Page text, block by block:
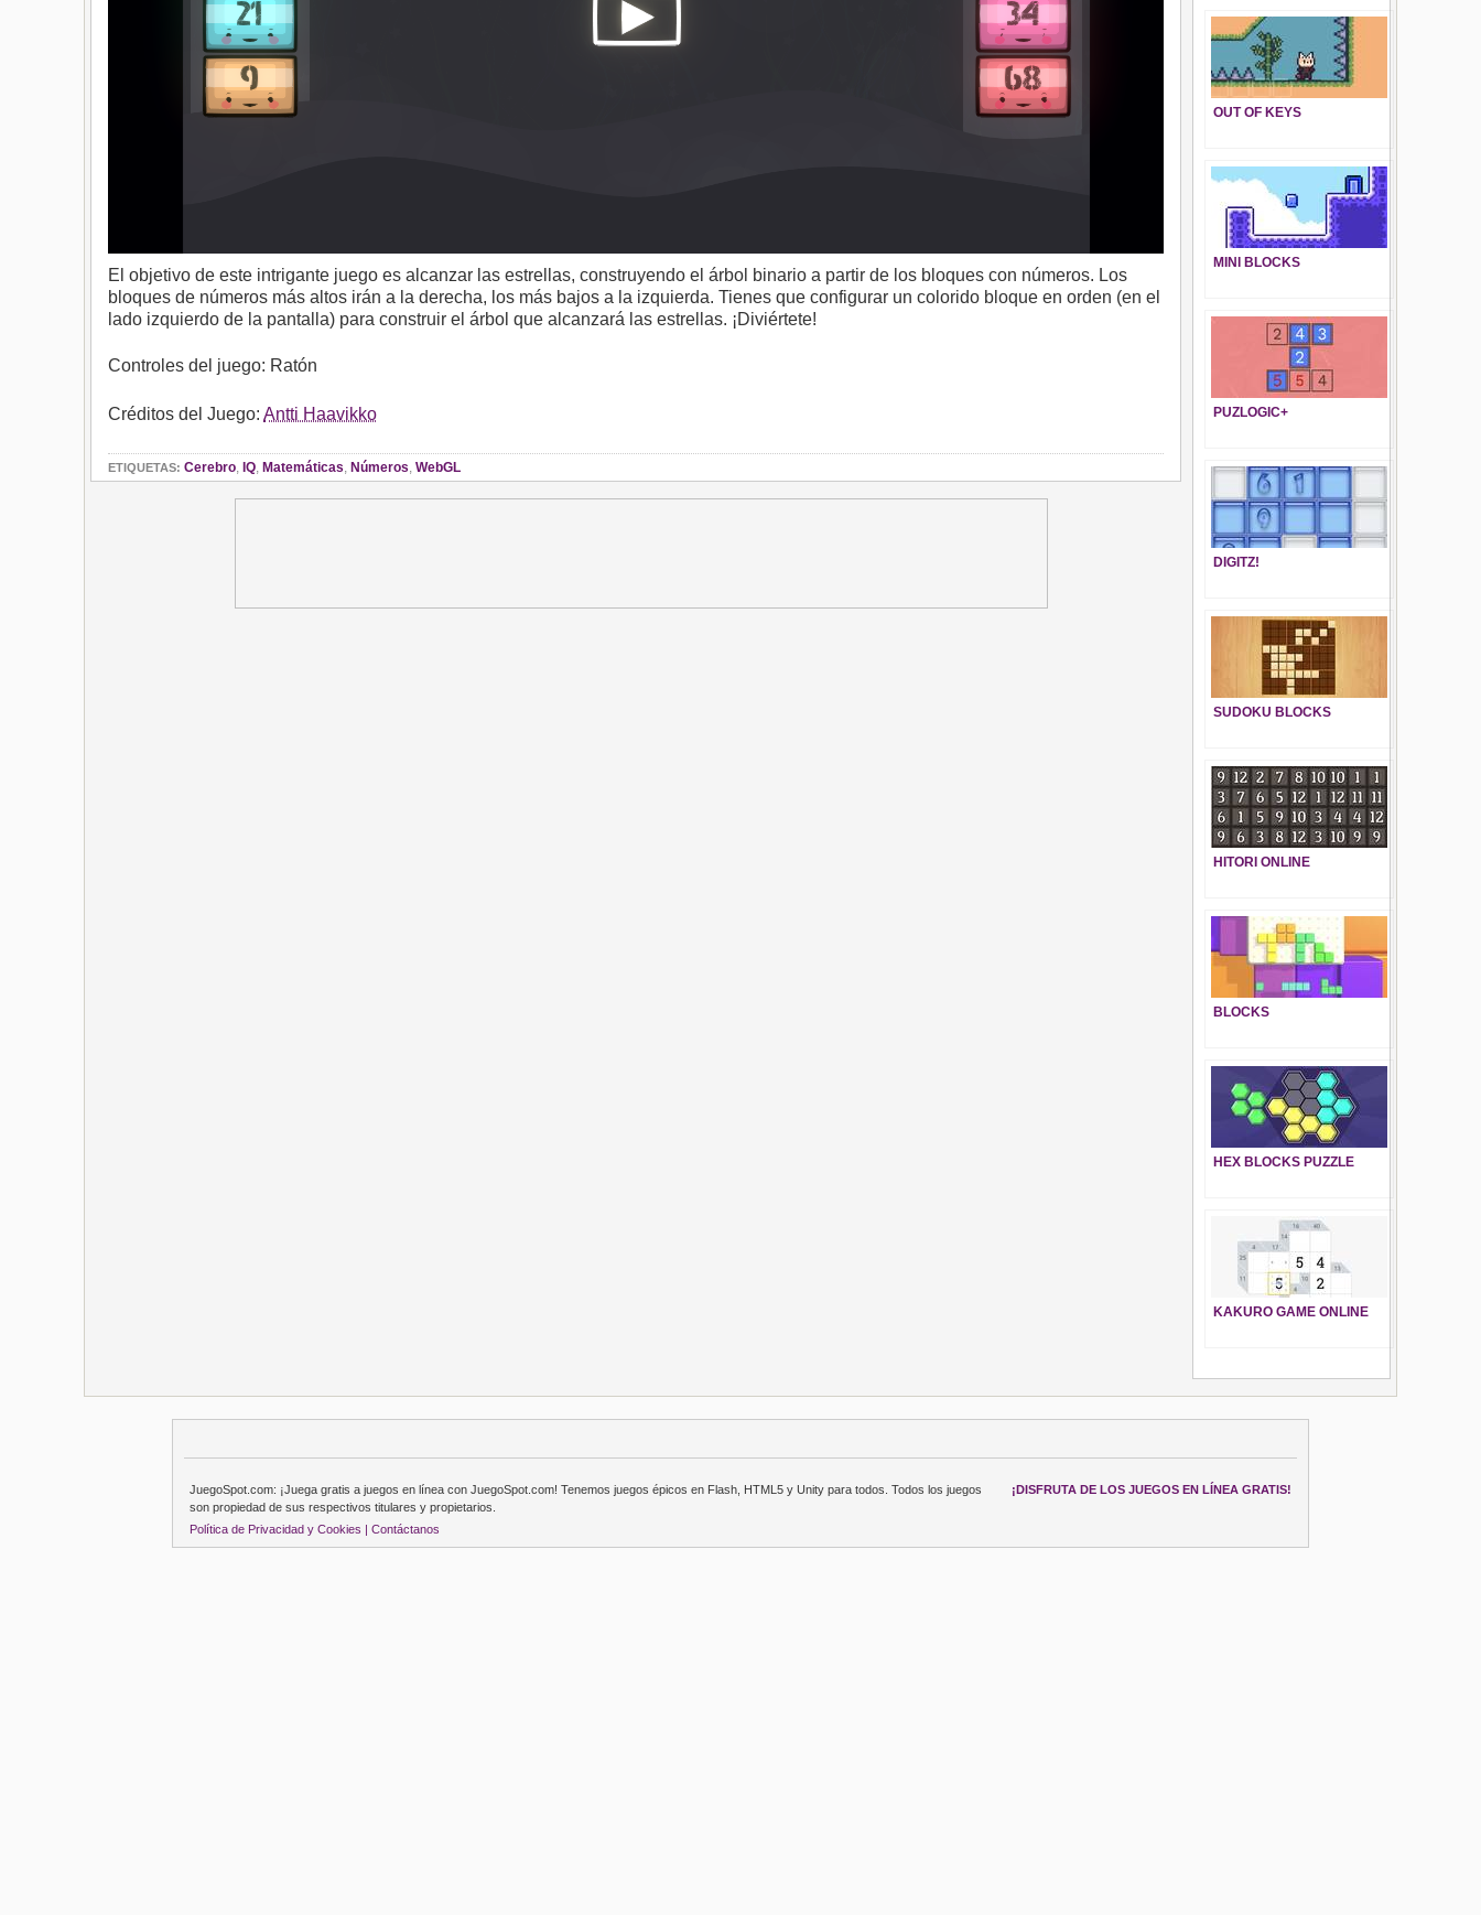
El objetivo de este intrigante juego es alcanzar las estrellas, construyendo el árbol binario a partir de los bloques con números. Los
bloques de números más altos irán a la derecha, los más bajos a la izquierda. Tienes que configurar un colorido bloque en orden (en el
lado izquierdo de la pantalla) para construir el árbol que alcanzará las estrellas. ¡Diviértete!
Controles del juego: Ratón
Créditos del Juego: Antti Haavikko
ETIQUETAS: Cerebro, IQ, Matemáticas, Números, WebGL
OUT OF KEYS
MINI BLOCKS
PUZLOGIC+
DIGITZ!
SUDOKU BLOCKS
HITORI ONLINE
BLOCKS
HEX BLOCKS PUZZLE
KAKURO GAME ONLINE
¡DISFRUTA DE LOS JUEGOS EN LÍNEA GRATIS!
JuegoSpot.com: ¡Juega gratis a juegos en línea con JuegoSpot.com! Tenemos juegos épicos en Flash, HTML5 y Unity para todos. Todos los juegos
son propiedad de sus respectivos titulares y propietarios.
Política de Privacidad y Cookies | Contáctanos